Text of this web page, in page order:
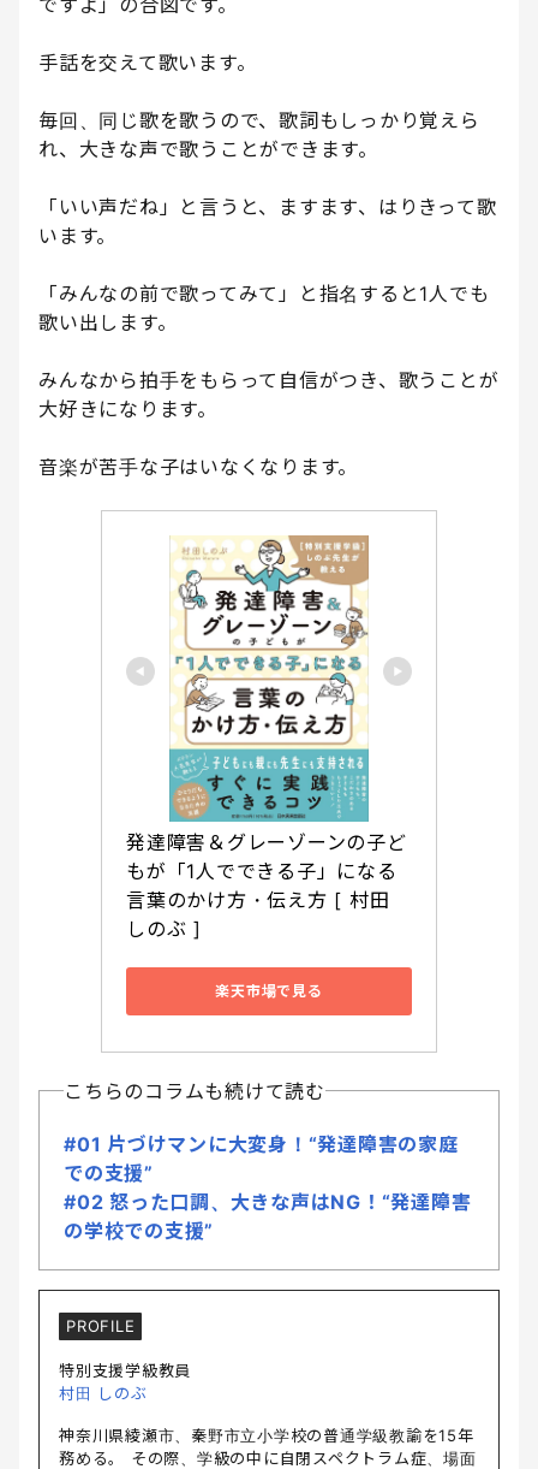
手話を交えて歌います。
毎回、同じ歌を歌うので、歌詞もしっかり覚えら
れ、大きな声で歌うことができます。
「いい声だね」と言うと、ますます、はりきって歌
います。
「みんなの前で歌ってみて」と指名すると1人でも
歌い出します。
みんなから拍手をもらって自信がつき、歌うことが
大好きになります。
音楽が苦手な子はいなくなります。
発達障害＆グレーゾーンの子ど
もが「1人でできる子」になる
言葉のかけ方・伝え方 [ 村田
しのぶ ]
楽天市場で見る
こちらのコラムも続けて読む
#01 片づけマンに大変身！“発達障害の家庭
での支援”
#02 怒った口調、大きな声はNG！“発達障害
の学校での支援”
PROFILE
特別支援学級教員
村田 しのぶ
神奈川県綾瀬市、秦野市立小学校の普通学級教諭を15年
務める。 その際、学級の中に自閉スペクトラム症、場面